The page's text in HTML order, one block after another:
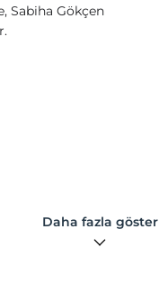
Sabiha Gökçen
Daha fazla göster